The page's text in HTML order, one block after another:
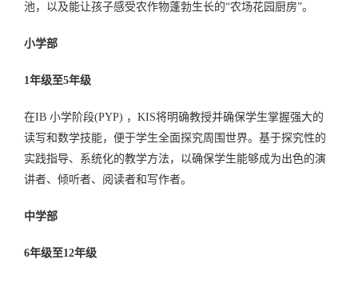
池，以及能让孩子感受农作物蓬勃生长的“农场花园厨房”。
小学部
1年级至5年级
在IB 小学阶段(PYP) ，KIS将明确教授并确保学生掌握强大的
读写和数学技能，便于学生全面探究周围世界。基于探究性的
实践指导、系统化的教学方法，以确保学生能够成为出色的演
讲者、倾听者、阅读者和写作者。
中学部
6年级至12年级